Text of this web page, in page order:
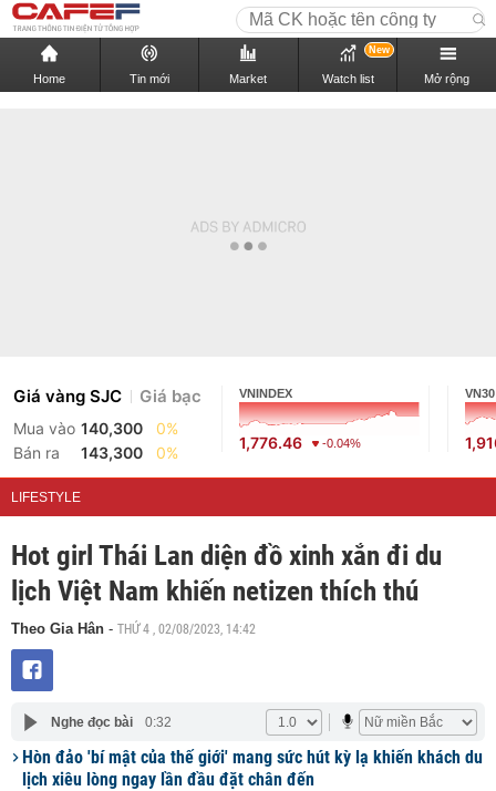
Home Tin mới Market Watch list
New
Mở rộng
Giá vàng SJC Giá bạc
Mua vào 140,300
0%
Bán ra
143,300 0%
VNINDEX
1,776.46 -0.04%
VN30
LIFESTYLE
Hot girl Thái Lan diện đồ xinh xắn đi du
lịch Việt Nam khiến netizen thích thú
Theo Gia Hân - THỨ 4 , 02/08/2023, 14:42
Nghe đọc bài 0:32
Hòn đảo 'bí mật của thế giới' mang sức hút kỳ lạ khiến khách du
lịch xiêu lòng ngay lần đầu đặt chân đến